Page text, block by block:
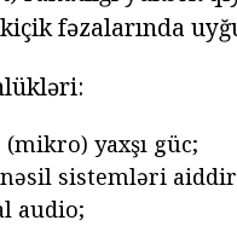
fəzalarında
yaxşı güc;
sistemləri
audio;